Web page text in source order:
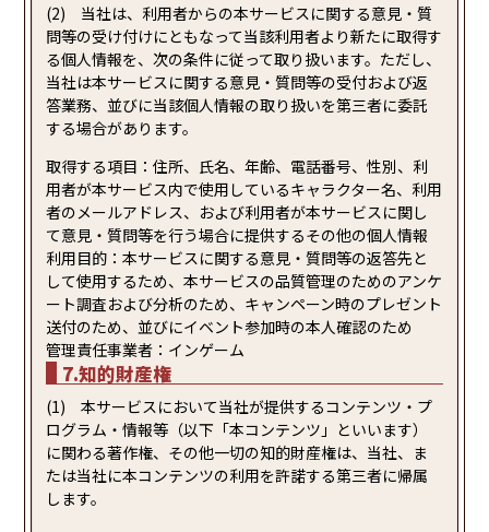
(2) 当社は、利用者からの本サービスに関する意見・質
問等の受け付けにともなって当該利用者より新たに取得す
る個人情報を、次の条件に従って取り扱います。ただし、
当社は本サービスに関する意見・質問等の受付および返
答業務、並びに当該個人情報の取り扱いを第三者に委託
する場合があります。
取得する項目：住所、氏名、年齢、電話番号、性別、利
用者が本サービス内で使用しているキャラクター名、利用
者のメールアドレス、および利用者が本サービスに関し
て意見・質問等を行う場合に提供するその他の個人情報
利用目的：本サービスに関する意見・質問等の返答先と
して使用するため、本サービスの品質管理のためのアンケ
ート調査および分析のため、キャンペーン時のプレゼント
送付のため、並びにイベント参加時の本人確認のため
管理責任事業者：インゲーム
7.知的財産権
(1) 本サービスにおいて当社が提供するコンテンツ・プ
ログラム・情報等（以下「本コンテンツ」といいます）
に関わる著作権、その他一切の知的財産権は、当社、ま
たは当社に本コンテンツの利用を許諾する第三者に帰属
します。